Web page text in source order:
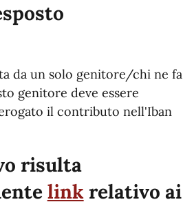
da un solo genitore/chi ne fa
genitore deve essere
il contributo nell'Iban
risulta
linkrelativo ai